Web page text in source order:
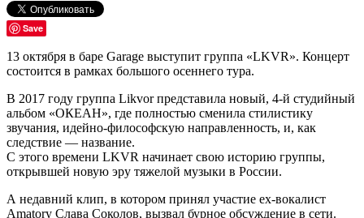
Save
13 октября в баре Garage выступит группа «LKVR». Концерт
состоится в рамках большого осеннего тура.
В 2017 году группа Likvor представила новый, 4-й студийный
альбом «ОКЕАН», где полностью сменила стилистику
звучания, идейно-философскую направленность, и, как
следствие — название.
С этого времени LKVR начинает свою историю группы,
открывшей новую эру тяжелой музыки в России.
А недавний клип, в котором принял участие ex-вокалист
Amatory Слава Соколов, вызвал бурное обсуждение в сети.